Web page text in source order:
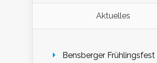
Aktuelles
Bensberger Frühlingsfest